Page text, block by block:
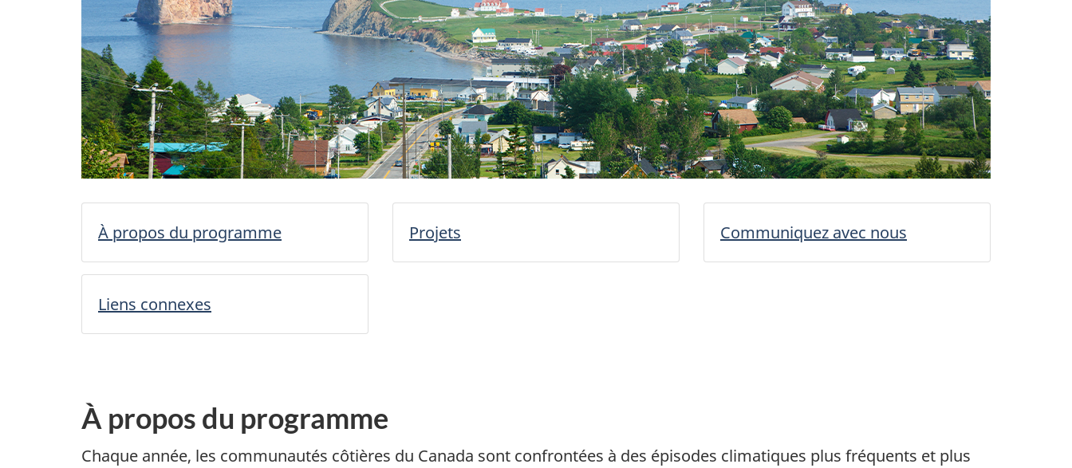
À propos du programme Projets Communiquez avec nous
Liens connexes
À propos du programme
Chaque année, les communautés côtières du Canada sont confrontées à des épisodes climatiques plus fréquents et plus